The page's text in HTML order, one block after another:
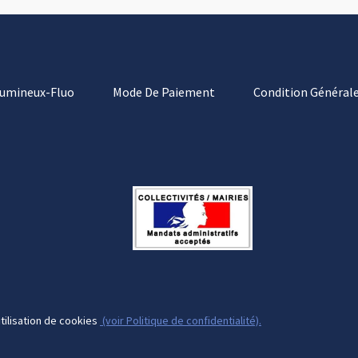
Fluo Mode De Paiement Condition
de cookies (voir Politique de confidentialité).